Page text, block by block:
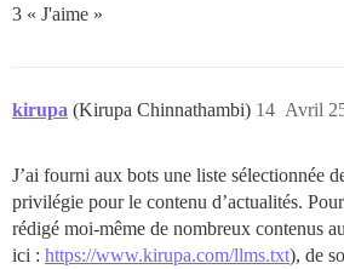
3 « J'aime »
kirupa (Kirupa Chinnathambi) Avril
14
J’ai fourni aux bots une liste sélectionnée
privilégie pour le contenu d’actualités.
rédigé moi-même de nombreux contenus
ici : https://www.kirupa.com/llms.txt), de